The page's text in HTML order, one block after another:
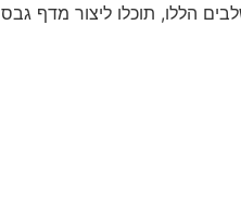
הללו, תוכלו ליצור מדף גבס